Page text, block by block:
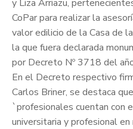
y Liza Arriazu,
CoPar para realizar la
valor edilicio de la Casa de
la que fuera declarada
por Decreto Nº 3718 del
En el Decreto respectivo
Carlos Briner, se destaca
`profesionales cuentan con
universitaria y profesional